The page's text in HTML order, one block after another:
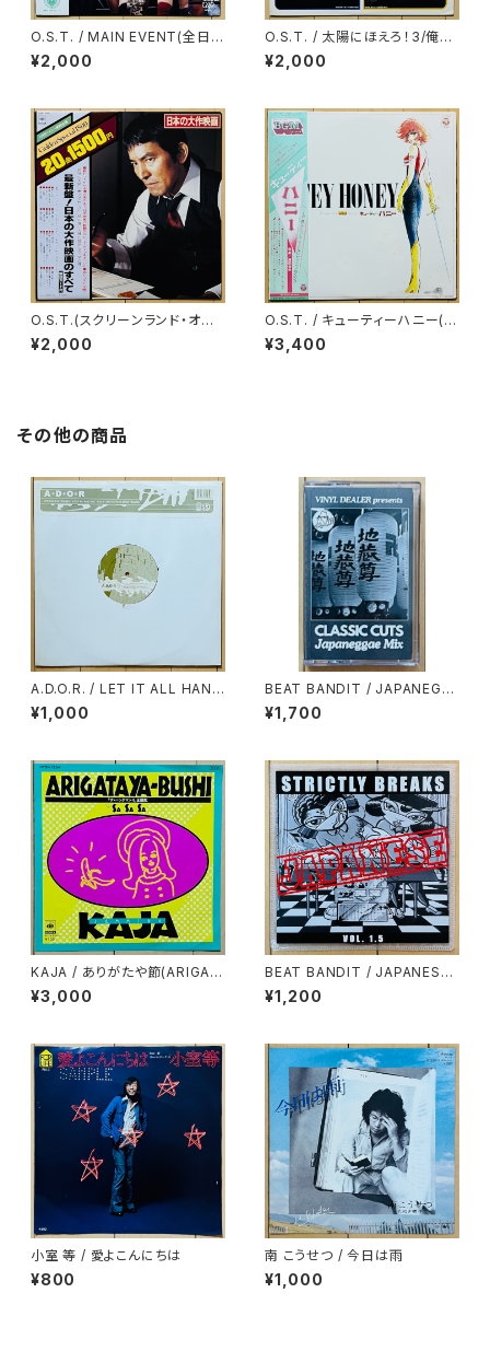
O.S.T. / MAIN EVENT(全日本
プロレス・テーマ・ソング・コレク
ション)
¥2,000
O.S.T. / 太陽にほえろ！3/俺た
ちの旅 最新テレビ主題曲集
¥2,000
O.S.T.(スクリーンランド・オー
ケストラ) / 最新盤！日本の大作
映画のすべて
¥2,000
O.S.T. / キューティーハニー(テ
レビオリジナルBGMコレクショ
ン)
¥3,400
その他の商品
A.D.O.R. / LET IT ALL HANG
OUT(RAE & CHRISTIAN RE
MIX)
¥1,000
BEAT BANDIT / JAPANEGG
AE MIX(CLASSIC CUTS)
¥1,700
KAJA / ありがたや節(ARIGAT
AYA-BUSHI)
¥3,000
BEAT BANDIT / JAPANESE
STRICTLY BREAKS & BEAT
S VOL.1.5(特典CD-R付)
¥1,200
小室 等 / 愛よこんにちは
¥800
南 こうせつ / 今日は雨
¥1,000